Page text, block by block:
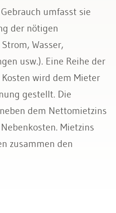
umfasst sie
der nötigen
Wasser,
usw.). Eine Reihe der
wird dem Mieter
gestellt. Die
dem Nettomietzins
Mietzins
zusammen den